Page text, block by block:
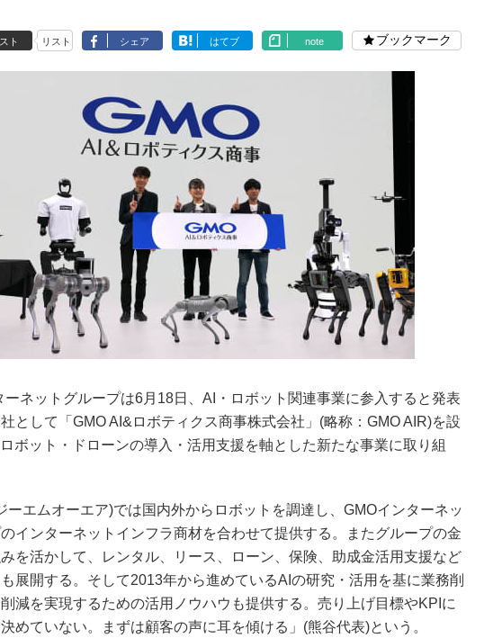
ト リスト シェア はてブ note ブックマーク
ーネットグループは6月18日、AI・ロボット関連事業に参入すると発表
として「GMO AI&ロボティクス商事株式会社」(略称：GMO AIR)を設
ボット・ドローンの導入・活用支援を軸とした新たな事業に取り組
ーエムオーエア)では国内外からロボットを調達し、GMOインターネッ
のインターネットインフラ商材を合わせて提供する。またグループの金
を活かして、レンタル、リース、ローン、保険、助成金活用支援など
展開する。そして2013年から進めているAIの研究・活用を基に業務削
減を実現するための活用ノウハウも提供する。売り上げ目標やKPIに
めていない。まずは顧客の声に耳を傾ける」(熊谷代表)という。